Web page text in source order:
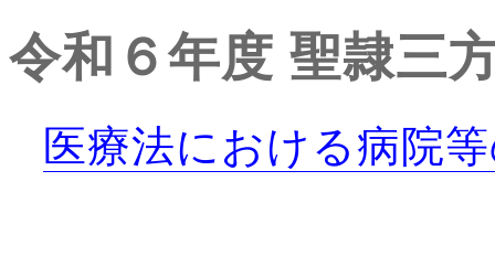
令和６年度 聖隷三
医療法における病院